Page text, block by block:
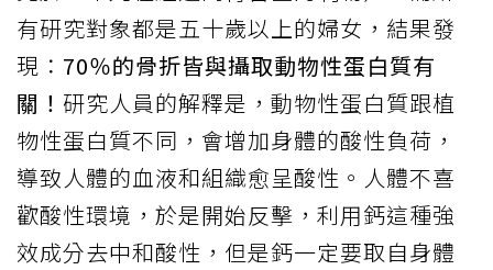
有研究對象都是五十歲以上的婦女，結果發
現： 70％的骨折皆與攝取動物性蛋白質有
關！ 研究人員的解釋是，動物性蛋白質跟植
物性蛋白質不同，會增加身體的酸性負荷，
導致人體的血液和組織愈呈酸性。人體不喜
歡酸性環境，於是開始反擊，利用鈣這種強
效成分去中和酸性，但是鈣一定要取自身體